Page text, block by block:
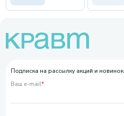
Подписка на рассылку акций и новинок
Ваш e-mail*